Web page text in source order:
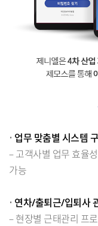
• 업무 맞춤별 시스템
– 고객사별 업무 효율
가능
• 연차/출퇴근/입퇴사
– 현장별 근태관리 프